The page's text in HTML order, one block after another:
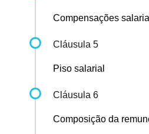
Compensações
Cláusula 5
Piso salarial
Cláusula 6
Composição da